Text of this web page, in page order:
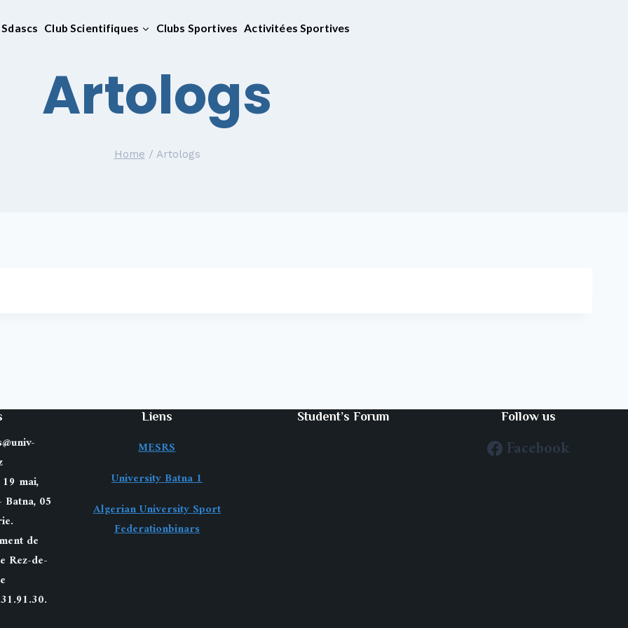
Sdascs Club Scientifiques Clubs Sportives Activitées Sportives
Artologs
Home / Artologs
mai,
05
de
Rez-de-
Liens
MESRS
University Batna 1
Algerian University Sport
Federationbinars
Student’s Forum Follow us
Facebook